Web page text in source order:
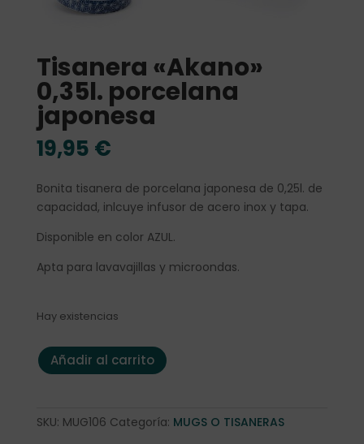
Tisanera «Akano»
0,35l. porcelana
japonesa
19,95 €
Bonita tisanera de porcelana japonesa de 0,25l. de
capacidad, inlcuye infusor de acero inox y tapa.
Disponible en color AZUL.
Apta para lavavajillas y microondas.
Hay existencias
Tisanera "Akano" 0,35l. porcelana japonesa cantidad
Añadir al carrito
SKU: MUG106 Categoría: MUGS O TISANERAS